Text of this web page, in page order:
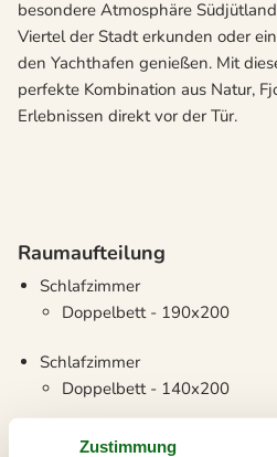
besondere Atmosphäre
Viertel der Stadt erkunden oder
den Yachthafen genießen. Mit
perfekte Kombination aus Natur,
Erlebnissen direkt vor der Tür.
Raumaufteilung
Schlafzimmer
Doppelbett - 190x200
Schlafzimmer
Doppelbett - 140x200
Zustimmung